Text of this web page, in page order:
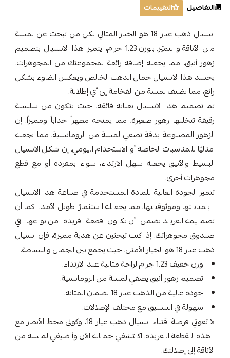
التفاصيل التقييمات
انسيال ذهب عيار 18 هو الخيار المثالي لكل من تبحث عن لمسة
من الأناقة والتميّز. بوزن 1.23 جرام، يتميز هذا الانسيال بتصميم
زهور أنيق، مما يجعله إضافة رائعة لمجموعتك من المجوهرات.
يجسد هذا الانسيال جمال الذهب الخالص ويعكس الضوء بشكل
رائع، مما يضيف لمسة من الفخامة إلى أي إطلالة.
تم تصميم هذا الانسيال بعناية فائقة، حيث يتكون من سلسلة
رقيقة تتخللها زهور صغيرة، مما يمنحه مظهراً جذاباً ومميزاً. إن
الزهور المصنوعة بدقة تضفي لمسة من الرومانسية، مما يجعله
مثاليًا للمناسبات الخاصة أو الاستخدام اليومي. إن شكل الانسيال
البسيط والأنيق يجعله سهل الارتداء، سواء بمفرده أو مع قطع
مجوهرات أخرى.
تتميز الجودة العالية للمادة المستخدمة في صناعة هذا الانسيال
بمتانتها وموثوقيتها، مما يجعله استثمارًا طويل الأمد. كما أن
تصميمه الفريد يضمن أن يكون قطعة فريدة من نوعها في
صندوق مجوهراتك. إذا كنت تبحثين عن هدية مميزة، فإن انسيال
ذهب عيار 18 هو الخيار الأمثل، حيث يجمع بين الجمال والبساطة.
وزن خفيف 1.23 جرام لراحة مثالية عند الارتداء.
تصميم زهور أنيق يضفي لمسة من الرومانسية.
جودة عالية من الذهب عيار 18 لضمان المتانة.
سهولة في التنسيق مع مختلف الإطلالات.
لا تفوتي فرصة اقتناء انسيال ذهب عيار 18، وكوني محط الأنظار مع
هذه القطعة الفريدة. اكتشفي جماله الآن وأضيفي لمسة من
الأناقة إلى إطلالتك.